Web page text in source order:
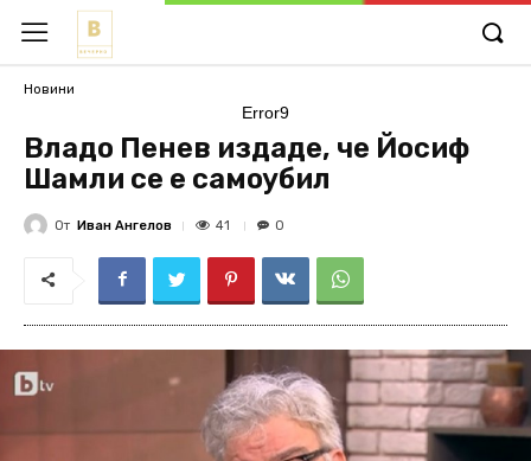
Новини
Error9
Владо Пенев издаде, че Йосиф
Шамли се е самоубил
От Иван Ангелов 41 0